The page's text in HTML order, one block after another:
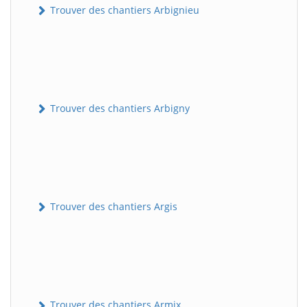
Trouver des chantiers Arbignieu
Trouver des chantiers Arbigny
Trouver des chantiers Argis